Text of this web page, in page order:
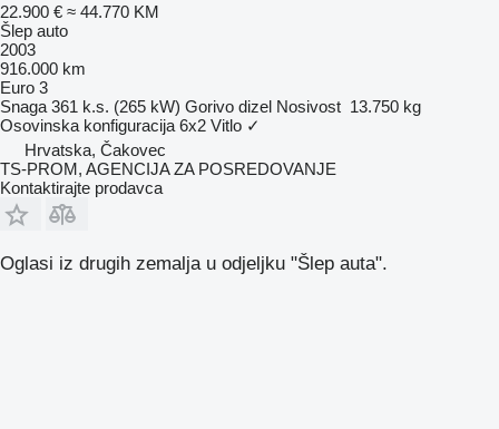
22.900 € ≈ 44.770 KM
Šlep auto
2003
916.000 km
Euro 3
Snaga 361 k.s. (265 kW) Gorivo dizel Nosivost 13.750 kg
Osovinska konfiguracija 6x2 Vitlo ✓
Hrvatska, Čakovec
TS-PROM, AGENCIJA ZA POSREDOVANJE
Kontaktirajte prodavca
Oglasi iz drugih zemalja u odjeljku "Šlep auta".